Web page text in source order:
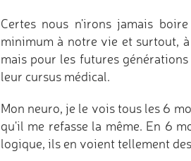
Certes nous n'irons jamais
minimum à notre vie et surtout,
mais pour les futures
leur cursus médical.
Mon neuro, je le vois tous les 6
qu'il me refasse la même. En 6
logique, ils en voient tellement